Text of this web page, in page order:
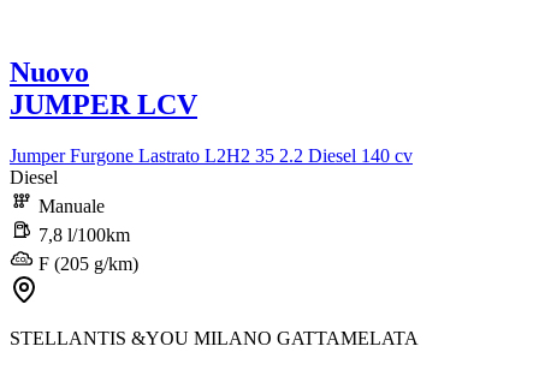
Nuovo
JUMPER LCV
Jumper Furgone Lastrato L2H2 35 2.2 Diesel 140 cv
Diesel
Manuale
7,8 l/100km
F (205 g/km)
STELLANTIS &YOU MILANO GATTAMELATA